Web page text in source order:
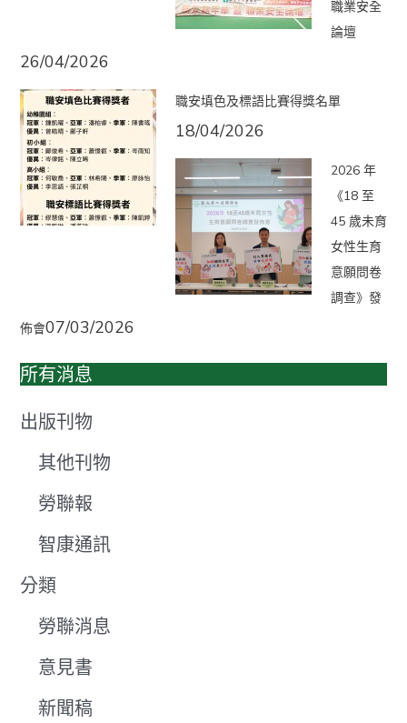
職業安全
論壇
26/04/2026
職安填色及標語比賽得獎名單
18/04/2026
2026 年
《18 至
45 歲未育
女性生育
意願問卷
調查》發
佈會07/03/2026
所有消息
出版刊物
其他刊物
勞聯報
智康通訊
分類
勞聯消息
意見書
新聞稿